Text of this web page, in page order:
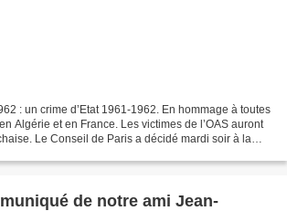
: un crime d’Etat 1961-1962. En hommage à toutes
Algérie et en France. Les victimes de l’OAS auront
Le Conseil de Paris a décidé mardi soir à la
de notre ami Jean-